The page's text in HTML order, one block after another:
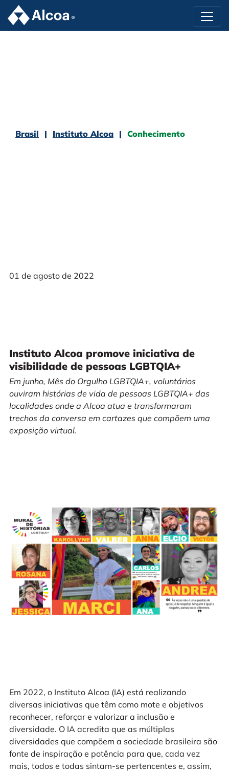
Brasil Instituto Alcoa Conhecimento
01 de agosto de 2022
Instituto Alcoa promove iniciativa de
visibilidade de pessoas LGBTQIA+
Em junho, Mês do Orgulho LGBTQIA+, voluntários
ouviram histórias de vida de pessoas LGBTQIA+ das
localidades onde a Alcoa atua e transformaram
trechos da conversa em cartazes que compõem uma
exposição virtual.
Em 2022, o Instituto Alcoa (IA) está realizando
diversas iniciativas que têm como mote e objetivos
reconhecer, reforçar e valorizar a inclusão e
diversidade. O IA acredita que as múltiplas
diversidades que compõem a sociedade brasileira são
fonte de inspiração e potência para que, cada vez
mais, todos e todas sintam-se pertencentes e, assim,